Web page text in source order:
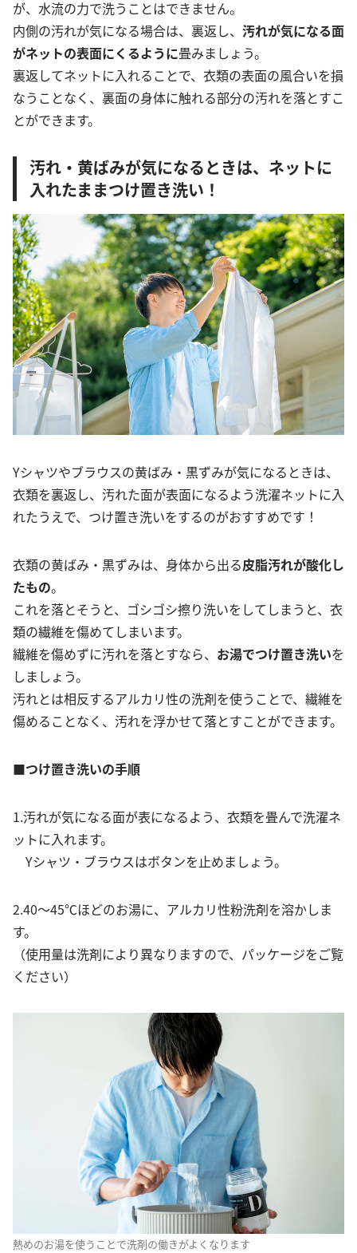
が、水流の力で洗うことはできません。
内側の汚れが気になる場合は、裏返し、 汚れが気になる面
がネットの表面にくるように畳みましょう。
裏返してネットに入れることで、衣類の表面の風合いを損
なうことなく、裏面の身体に触れる部分の汚れを落とすこ
とができます。
汚れ・黄ばみが気になるときは、ネットに
入れたままつけ置き洗い！
Yシャツやブラウスの黄ばみ・黒ずみが気になるときは、
衣類を裏返し、汚れた面が表面になるよう洗濯ネットに入
れたうえで、つけ置き洗いをするのがおすすめです！
衣類の黄ばみ・黒ずみは、身体から出る皮脂汚れが酸化し
たもの。
これを落とそうと、ゴシゴシ擦り洗いをしてしまうと、衣
類の繊維を傷めてしまいます。
繊維を傷めずに汚れを落とすなら、 お湯でつけ置き洗いを
しましょう。
汚れとは相反するアルカリ性の洗剤を使うことで、繊維を
傷めることなく、汚れを浮かせて落とすことができます。
■つけ置き洗いの手順
1.汚れが気になる面が表になるよう、衣類を畳んで洗濯ネ
ットに入れます。
Yシャツ・ブラウスはボタンを止めましょう。
2.40～45℃ほどのお湯に、アルカリ性粉洗剤を溶かしま
す。
（使用量は洗剤により異なりますので、パッケージをご覧
ください）
熱めのお湯を使うことで洗剤の働きがよくなります